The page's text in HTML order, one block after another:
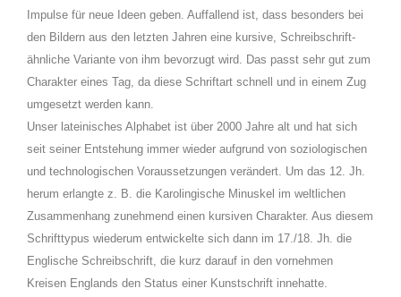
Impulse für neue Ideen geben. Auffallend ist, dass besonders bei
den Bildern aus den letzten Jahren eine kursive, Schreibschrift-
ähnliche Variante von ihm bevorzugt wird. Das passt sehr gut zum
Charakter eines Tag, da diese Schriftart schnell und in einem Zug
umgesetzt werden kann.
Unser lateinisches Alphabet ist über 2000 Jahre alt und hat sich
seit seiner Entstehung immer wieder aufgrund von soziologischen
und technologischen Voraussetzungen verändert. Um das 12. Jh.
herum erlangte z. B. die Karolingische Minuskel im weltlichen
Zusammenhang zunehmend einen kursiven Charakter. Aus diesem
Schrifttypus wiederum entwickelte sich dann im 17./18. Jh. die
Englische Schreibschrift, die kurz darauf in den vornehmen
Kreisen Englands den Status einer Kunstschrift innehatte.